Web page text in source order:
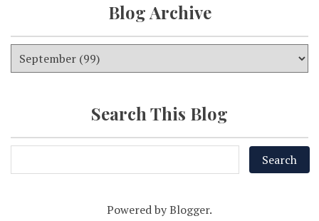
Blog Archive
Search This Blog
Powered byBlogger.